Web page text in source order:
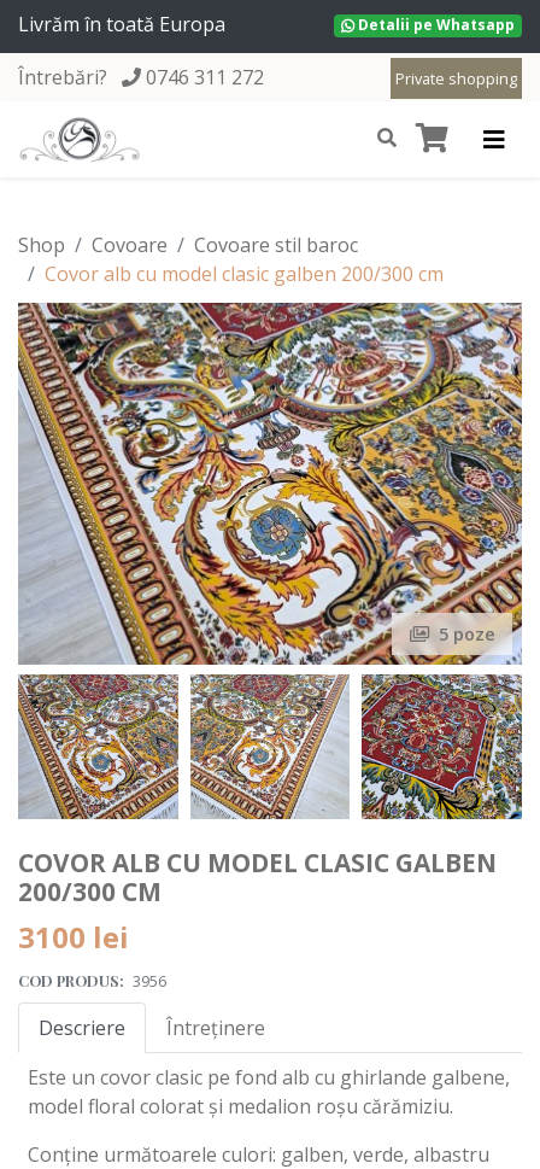
Livrăm în toată Europa Detalii pe Whatsapp
Private shopping
Întrebări? 0746 311 272
Shop Covoare
Covoare stil baroc
Covor alb cu model clasic galben 200/300 cm
5 poze
COVOR ALB CU MODEL CLASIC GALBEN
200/300 CM
3100 lei
COD PRODUS: 3956
Descriere
Întreținere
Este un covor clasic pe fond alb cu ghirlande galbene,
model floral colorat și medalion roșu cărămiziu.
Conține următoarele culori: galben, verde, albastru